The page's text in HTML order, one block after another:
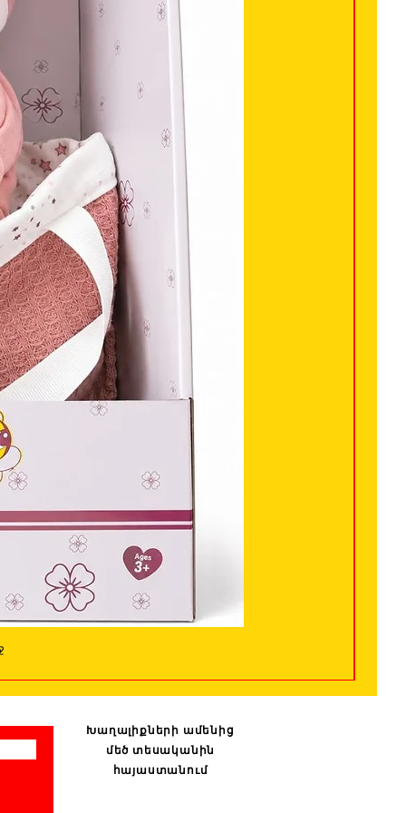
Խաղալիքների ամենից
մեծ տեսականին
հայաստանում